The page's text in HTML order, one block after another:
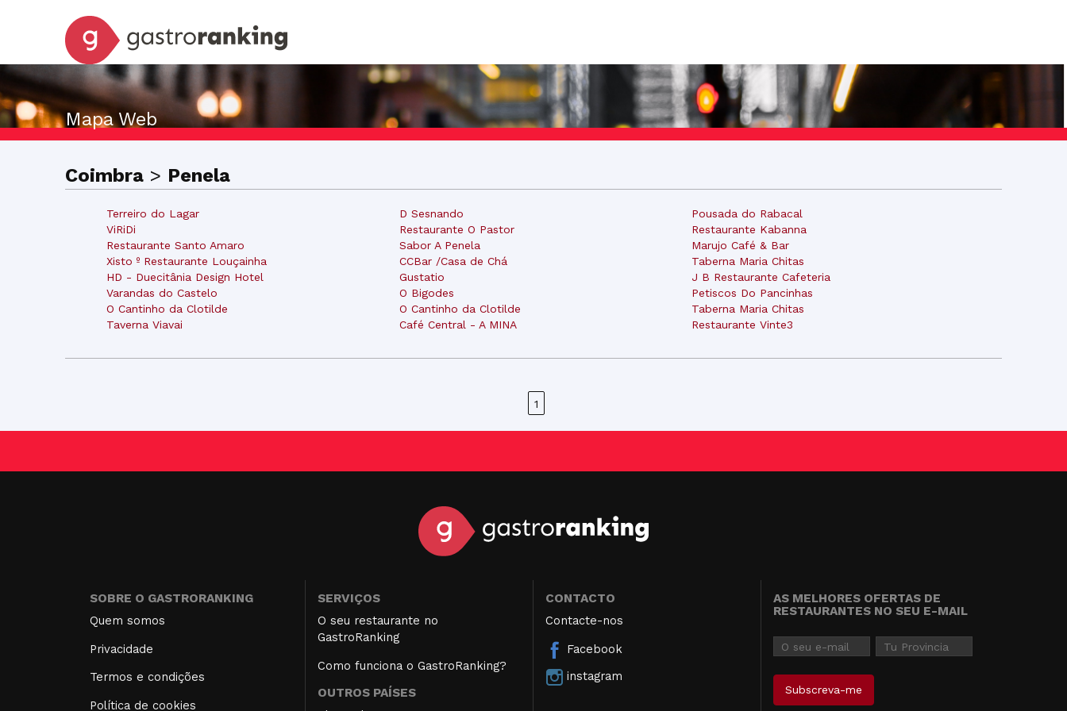
Mapa Web
Coimbra > Penela
Terreiro do Lagar
ViRiDi
Restaurante Santo Amaro
Xisto º Restaurante Louçainha
HD - Duecitânia Design Hotel
Varandas do Castelo
O Cantinho da Clotilde
Taverna Viavai
D Sesnando
Restaurante O Pastor
Sabor A Penela
CCBar /Casa de Chá
Gustatio
O Bigodes
O Cantinho da Clotilde
Café Central - A MINA
Pousada do Rabacal
Restaurante Kabanna
Marujo Café & Bar
Taberna Maria Chitas
J B Restaurante Cafeteria
Petiscos Do Pancinhas
Taberna Maria Chitas
Restaurante Vinte3
1
SOBRE O GASTRORANKING
Quem somos
Privacidade
Termos e condições
Política de cookies
SERVIÇOS
O seu restaurante no
GastroRanking
Como funciona o GastroRanking?
OUTROS PAÍSES
CONTACTO
Contacte-nos
Facebook
instagram
AS MELHORES OFERTAS DE
RESTAURANTES NO SEU E-MAIL